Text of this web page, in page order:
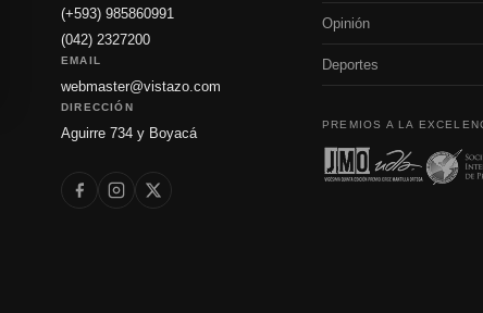
(+593) 985860991
(042) 2327200
EMAIL
webmaster@vistazo.com
DIRECCIÓN
Aguirre 734 y Boyacá
Opinión
Deportes
PREMIOS A LA